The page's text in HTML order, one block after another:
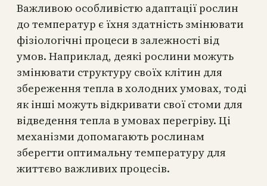
Важливою особливістю адаптації рослин
до температур є їхня здатність змінювати
фізіологічні процеси в залежності від
умов. Наприклад, деякі рослини можуть
змінювати структуру своїх клітин для
збереження тепла в холодних умовах, тоді
як інші можуть відкривати свої стоми для
відведення тепла в умовах перегріву. Ці
механізми допомагають рослинам
зберегти оптимальну температуру для
життєво важливих процесів.